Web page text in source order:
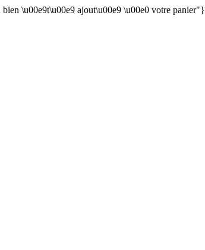
\u00e9t\u00e9 ajout\u00e9 \u00e0 votre panier"}